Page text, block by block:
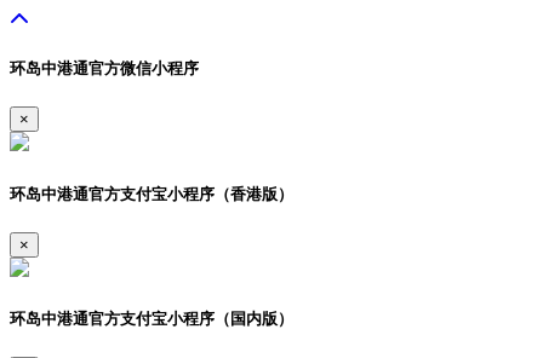
环岛中港通官方微信小程序
×
环岛中港通官方支付宝小程序（香港版）
×
环岛中港通官方支付宝小程序（国内版）